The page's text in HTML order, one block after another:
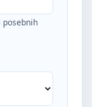
posebnih